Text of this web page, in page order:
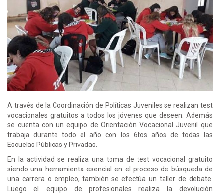
A través de la Coordinación de Políticas Juveniles se realizan test
vocacionales gratuitos a todos los jóvenes que deseen. Además
se cuenta con un equipo de Orientación Vocacional Juvenil que
trabaja durante todo el año con los 6tos años de todas las
Escuelas Públicas y Privadas.
En la actividad se realiza una toma de test vocacional gratuito
siendo una herramienta esencial en el proceso de búsqueda de
una carrera o empleo, también se efectúa un taller de debate.
Luego el equipo de profesionales realiza la devolución